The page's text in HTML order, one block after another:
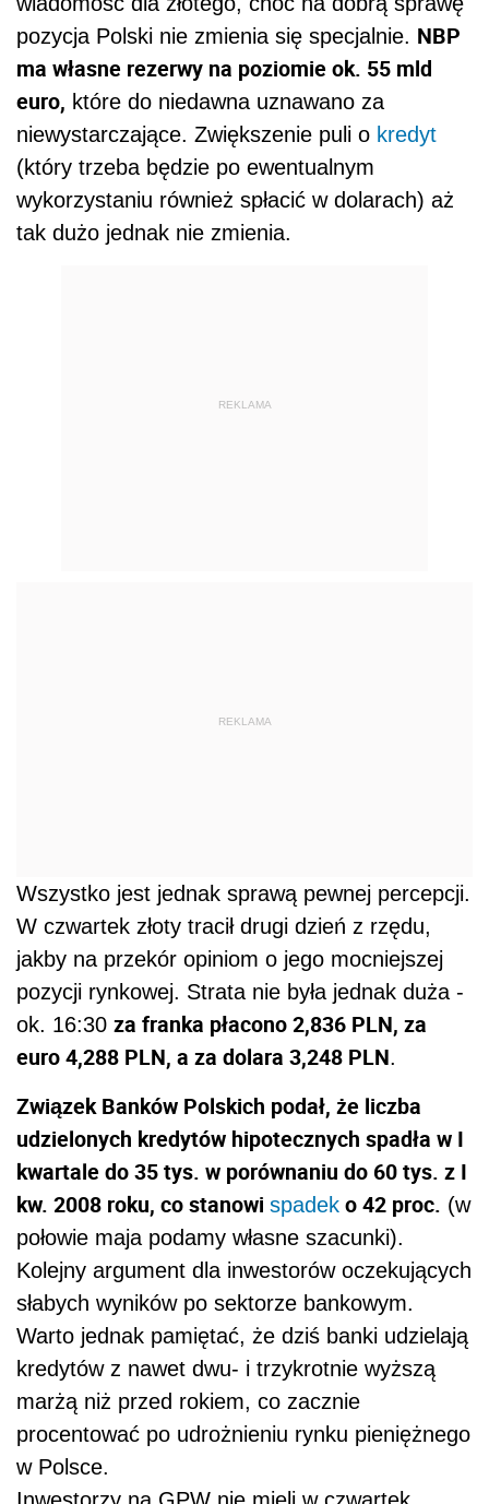
pozycja Polski nie zmienia się specjalnie. NBP
ma własne rezerwy na poziomie ok. 55 mld
euro, które do niedawna uznawano za
niewystarczające. Zwiększenie puli o kredyt
(który trzeba będzie po ewentualnym
wykorzystaniu również spłacić w dolarach) aż
tak dużo jednak nie zmienia.
REKLAMA
REKLAMA
Wszystko jest jednak sprawą pewnej percepcji.
W czwartek złoty tracił drugi dzień z rzędu,
jakby na przekór opiniom o jego mocniejszej
pozycji rynkowej. Strata nie była jednak duża -
ok. 16:30 za franka płacono 2,836 PLN, za
euro 4,288 PLN, a za dolara 3,248 PLN.
Związek Banków Polskich podał, że liczba
udzielonych kredytów hipotecznych spadła w I
kwartale do 35 tys. w porównaniu do 60 tys. z I
kw. 2008 roku, co stanowi spadek o 42 proc. (w
połowie maja podamy własne szacunki).
Kolejny argument dla inwestorów oczekujących
słabych wyników po sektorze bankowym.
Warto jednak pamiętać, że dziś banki udzielają
kredytów z nawet dwu- i trzykrotnie wyższą
marżą niż przed rokiem, co zacznie
procentować po udrożnieniu rynku pieniężnego
w Polsce.